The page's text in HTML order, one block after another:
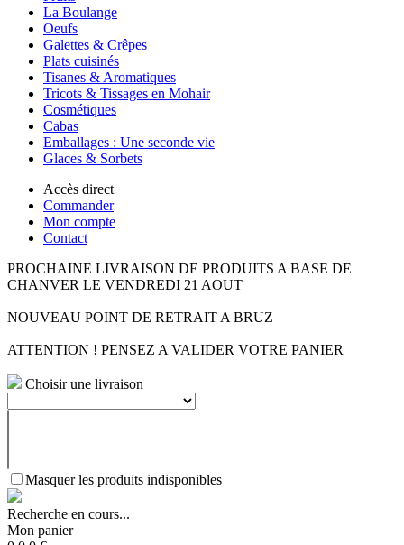
La Boulange
Oeufs
Galettes & Crêpes
Plats cuisinés
Tisanes & Aromatiques
Tricots & Tissages en Mohair
Cosmétiques
Cabas
Emballages : Une seconde vie
Glaces & Sorbets
Accès direct
Commander
Mon compte
Contact
PROCHAINE LIVRAISON DE PRODUITS A BASE DE
CHANVER LE VENDREDI 21 AOUT
NOUVEAU POINT DE RETRAIT A BRUZ
ATTENTION ! PENSEZ A VALIDER VOTRE PANIER
Choisir une livraison
Masquer les produits indisponibles
Recherche en cours...
Mon panier